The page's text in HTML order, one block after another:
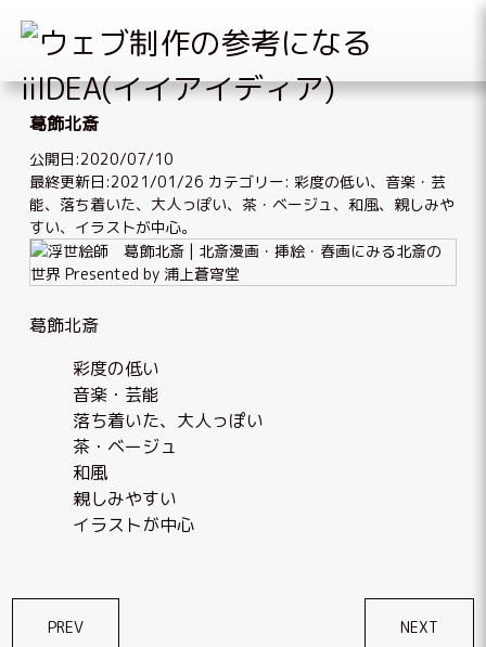
Skip
content
葛飾北斎
公開日:2020/07/10
最終更新日:2021/01/26 カテゴリー: 彩度の低い、 音楽・芸
能、 落ち着いた、大人っぽい、 茶・ベージュ、和風、 親しみや
すい、 イラストが中心。
葛飾北斎
彩度の低い
音楽・芸能
落ち着いた、大人っぽい
茶・ベージュ
和風
親しみやすい
イラストが中心
PREV NEXT